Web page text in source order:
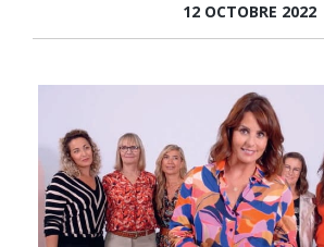
12 OCTOBRE 2022